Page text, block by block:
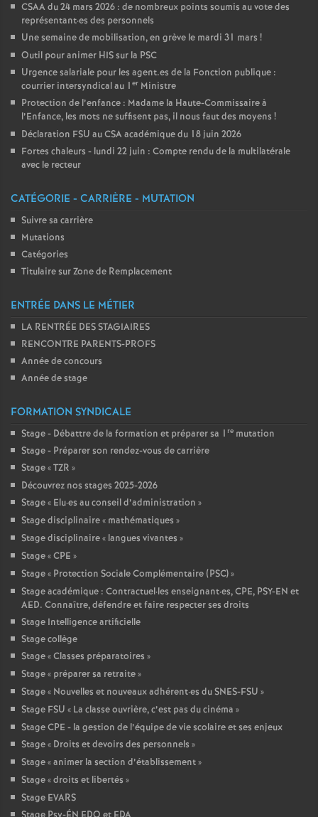
CSAA du 24 mars 2026 : de nombreux points soumis au vote des
représentant·es des personnels
Une semaine de mobilisation, en grève le mardi 31 mars !
Outil pour animer HIS sur la PSC
Urgence salariale pour les agent.es de la Fonction publique :
courrier intersyndical au 1 er Ministre
Protection de l’enfance : Madame la Haute-Commissaire à
l’Enfance, les mots ne suffisent pas, il nous faut des moyens !
Déclaration FSU au CSA académique du 18 juin 2026
Fortes chaleurs - lundi 22 juin : Compte rendu de la multilatérale
avec le recteur
CATÉGORIE - CARRIÈRE - MUTATION
Suivre sa carrière
Mutations
Catégories
Titulaire sur Zone de Remplacement
ENTRÉE DANS LE MÉTIER
LA RENTRÉE DES STAGIAIRES
RENCONTRE PARENTS-PROFS
Année de concours
Année de stage
FORMATION SYNDICALE
Stage - Débattre de la formation et préparer sa 1 re mutation
Stage - Préparer son rendez-vous de carrière
Stage «TZR »
Découvrez nos stages 2025-2026
Stage « Elu·es au conseil d’administration »
Stage disciplinaire « mathématiques »
Stage disciplinaire « langues vivantes »
Stage «CPE »
Stage « Protection Sociale Complémentaire (PSC)»
Stage académique : Contractuel·les enseignant·es, CPE, PSY-EN et
AED. Connaître, défendre et faire respecter ses droits
Stage Intelligence artificielle
Stage collège
Stage «Classes préparatoires »
Stage « préparer sa retraite»
Stage « Nouvelles et nouveaux adhérent·es du SNES-FSU »
Stage FSU « La classe ouvrière, c’est pas du cinéma »
Stage CPE - la gestion de l’équipe de vie scolaire et ses enjeux
Stage « Droits et devoirs des personnels »
Stage «animer la section d’établissement»
Stage «droits et libertés »
Stage EVARS